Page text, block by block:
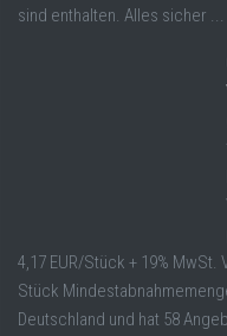
sind enthalten. Alles sicher ...
4,17 EUR/Stück + 19%
Stück
Deutschland und hat 58